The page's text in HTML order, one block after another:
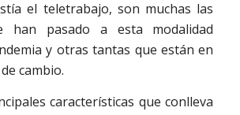
el teletrabajo, son muchas las
han pasado a esta modalidad
y otras tantas que están en
cambio.
características que conlleva